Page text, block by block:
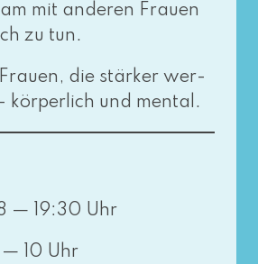
mit ande­ren Frauen
zu tun.
Frauen, die stär­ker wer­
kör­per­lich und mental.
— 19:30 Uhr
10 Uhr